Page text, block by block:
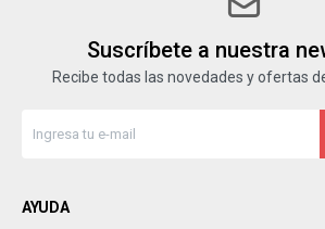
Suscríbete a nuestra
Recibe todas las novedades y ofertas
AYUDA